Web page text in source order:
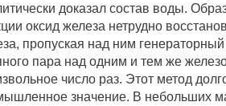
доказал состав воды.
оксид железа нетрудно
пропуская над ним генераторный
пара над одним и тем же
число раз. Этот метод
значение. В небольших